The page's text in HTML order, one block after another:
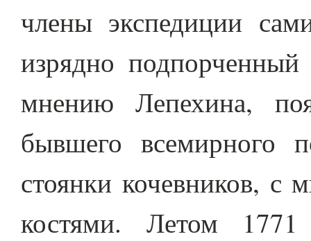
члены экспедиции
изрядно
мнению Лепехина,
бывшего всемирного
стоянки кочевников, с
костями. Летом